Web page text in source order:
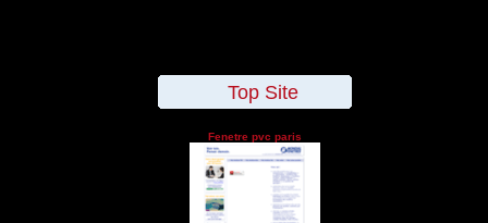
Top Site
Fenetre pvc paris